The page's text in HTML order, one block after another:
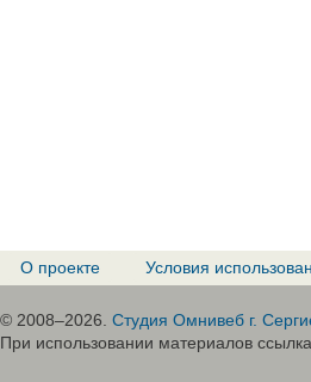
О проекте Условия
© 2008–2026. Студия Омнивеб г.
При использовании материалов